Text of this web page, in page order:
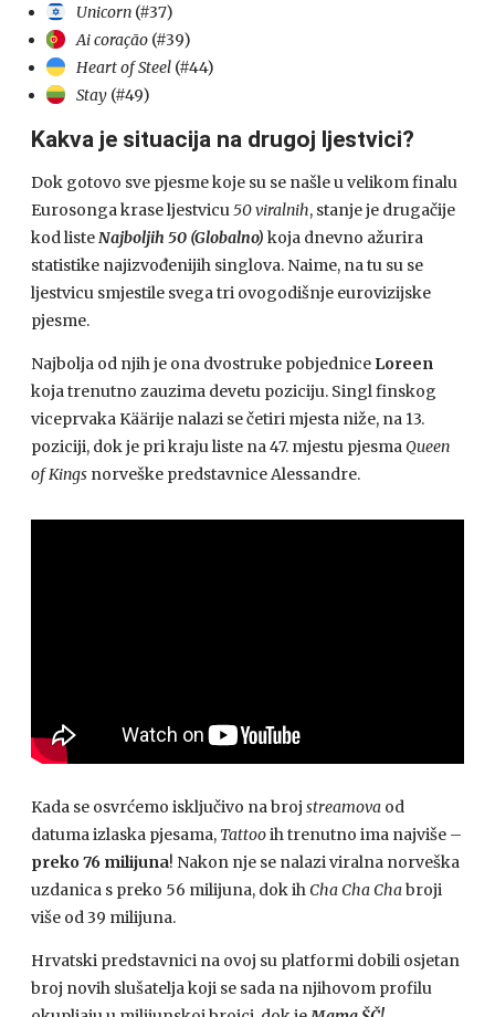
Unicorn(#37)
Ai coração(#39)
Heart of Steel(#44)
Stay(#49)
Kakva je situacija na drugoj ljestvici?
Dok gotovo sve pjesme koje su se našle u velikom finalu
Eurosonga krase ljestvicu50 viralnih, stanje je drugačije
kod listeNajboljih 50 (Globalno) koja dnevno ažurira
statistike najizvođenijih singlova. Naime, na tu su se
ljestvicu smjestile svega tri ovogodišnje eurovizijske
pjesme.
Najbolja od njih je ona dvostruke pobjednice Loreen
koja trenutno zauzima devetu poziciju. Singl finskog
viceprvaka Käärije nalazi se četiri mjesta niže, na 13.
poziciji, dok je pri kraju liste na 47. mjestu pjesmaQueen
of Kings norveške predstavnice Alessandre.
Kada se osvrćemo isključivo na broj streamova od
datuma izlaska pjesama, Tattooih trenutno ima najviše –
preko 76 milijuna! Nakon nje se nalazi viralna norveška
uzdanica s preko 56 milijuna, dok ihCha Cha Chabroji
više od 39 milijuna.
Hrvatski predstavnici na ovoj su platformi dobili osjetan
broj novih slušatelja koji se sada na njihovom profilu